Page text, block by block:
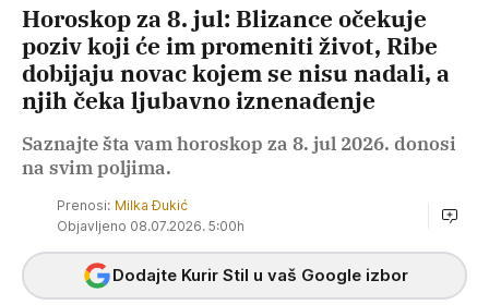
Horoskop za 8. jul: Blizance očekuje
poziv koji će im promeniti život, Ribe
dobijaju novac kojem se nisu nadali, a
njih čeka ljubavno iznenađenje
Saznajte šta vam horoskop za 8. jul 2026. donosi
na svim poljima.
Prenosi: Milka Đukić
Objavljeno 08.07.2026. 5:00h
Dodajte Kurir Stil u vaš Google izbor